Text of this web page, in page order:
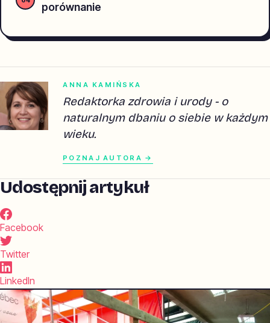
porównanie
ANNA KAMIŃSKA
Redaktorka zdrowia i urody - o
naturalnym dbaniu o siebie w każdym
wieku.
POZNAJ AUTORA →
Udostępnij artykuł
Facebook
Twitter
LinkedIn